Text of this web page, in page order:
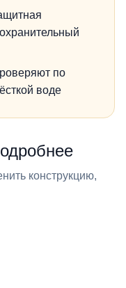
по
воде
конструкцию,